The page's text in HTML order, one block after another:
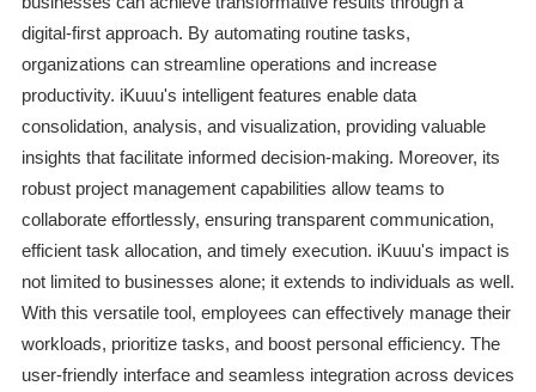
digital-first approach. By automating routine tasks,
organizations can streamline operations and increase
productivity. iKuuu's intelligent features enable data
consolidation, analysis, and visualization, providing valuable
insights that facilitate informed decision-making. Moreover, its
robust project management capabilities allow teams to
collaborate effortlessly, ensuring transparent communication,
efficient task allocation, and timely execution. iKuuu's impact is
not limited to businesses alone; it extends to individuals as well.
With this versatile tool, employees can effectively manage their
workloads, prioritize tasks, and boost personal efficiency. The
user-friendly interface and seamless integration across devices